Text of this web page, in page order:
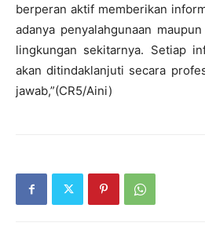
berperan aktif memberikan
adanya penyalahgunaan
lingkungan sekitarnya. Setiap
akan ditindaklanjuti secara
jawab,”(CR5/Aini)